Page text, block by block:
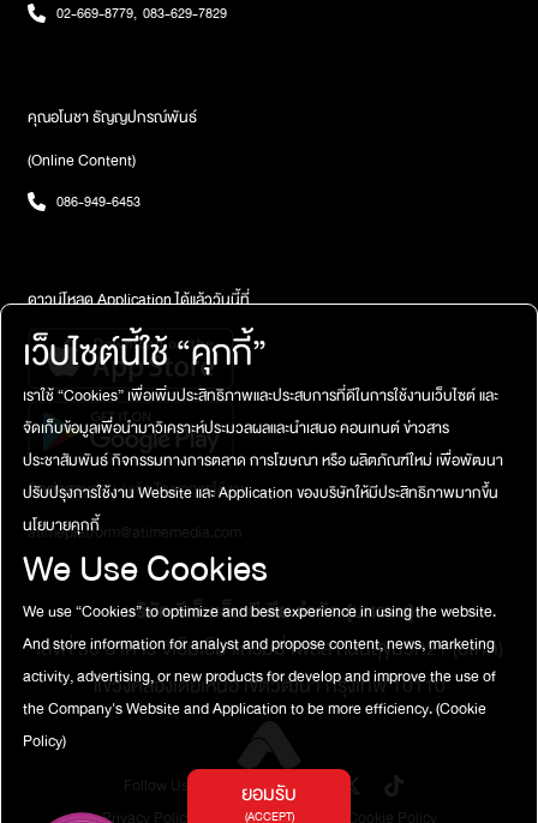
02-669-8779, 083-629-7829
คุณอโนชา ธัญญปกรณ์พันธ์
(Online Content)
086-949-6453
ดาวน์โหลด Application ได้แล้ววันนี้ที่
ติดต่อสอบถาม / แจ้งปัญหาการใช้งาน
atimeplatform@atimemedia.com
บริษัท จีเอ็มเอ็ม มีเดีย จำกัด (มหาชน)
เลขที่ 50 อาคาร จีเอ็มเอ็ม แกรมมี่ เพลส ถนนสุขุมวิท21 (อโศก)
แขวงคลองเตยเหนือ เขตวัฒนา กรุงเทพ 10110
Follow Us
เว็บไซต์นี้ใช้ “คุกกี้”
เราใช้ “Cookies” เพื่อเพิ่มประสิทธิภาพและประสบการที่ดีในการใช้งานเว็บไซต์ และ
จัดเก็บข้อมูลเพื่อนำมาวิเคราะห์ประมวลผลและนำเสนอ คอนเทนต์ ข่าวสาร
ประชาสัมพันธ์ กิจกรรมทางการตลาด การโฆษณา หรือ ผลิตภัณฑ์ใหม่ เพื่อพัฒนา
ปรับปรุงการใช้งาน Website และ Application ของบริษัทให้มีประสิทธิภาพมากขึ้น
นโยบายคุกกี้
We Use Cookies
We use “Cookies” to optimize and best experience in using the website.
And store information for analyst and propose content, news, marketing
activity, advertising, or new products for develop and improve the use of
the Company's Website and Application to be more efficiency.(Cookie
Policy)
ยอมรับ
(ACCEPT)